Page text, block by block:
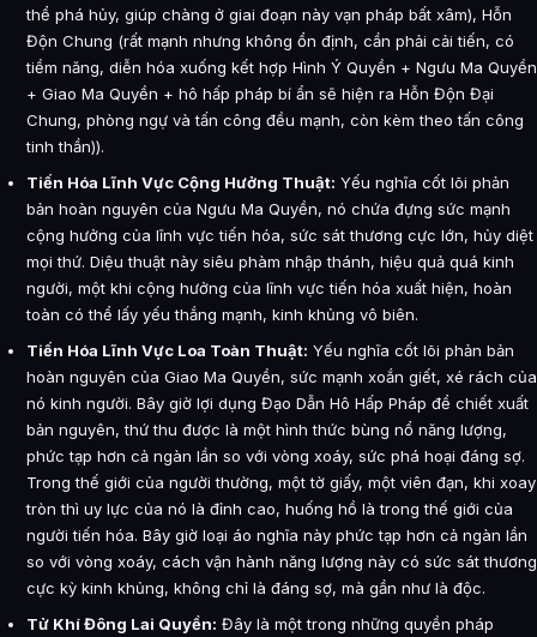
thể phá hủy, giúp chàng ở giai đoạn này vạn pháp bất xâm), Hỗn
Độn Chung (rất mạnh nhưng không ổn định, cần phải cải tiến, có
tiềm năng, diễn hóa xuống kết hợp Hình Ý Quyền + Ngưu Ma Quyền
+ Giao Ma Quyền + hô hấp pháp bí ẩn sẽ hiện ra Hỗn Độn Đại
Chung, phòng ngự và tấn công đều mạnh, còn kèm theo tấn công
tinh thần)).
Tiến Hóa Lĩnh Vực Cộng Hưởng Thuật: Yếu nghĩa cốt lõi phản
bản hoàn nguyên của Ngưu Ma Quyền, nó chứa đựng sức mạnh
cộng hưởng của lĩnh vực tiến hóa, sức sát thương cực lớn, hủy diệt
mọi thứ. Diệu thuật này siêu phàm nhập thánh, hiệu quả quá kinh
người, một khi cộng hưởng của lĩnh vực tiến hóa xuất hiện, hoàn
toàn có thể lấy yếu thắng mạnh, kinh khủng vô biên.
Tiến Hóa Lĩnh Vực Loa Toàn Thuật: Yếu nghĩa cốt lõi phản bản
hoàn nguyên của Giao Ma Quyền, sức mạnh xoắn giết, xé rách của
nó kinh người. Bây giờ lợi dụng Đạo Dẫn Hô Hấp Pháp để chiết xuất
bản nguyên, thứ thu được là một hình thức bùng nổ năng lượng,
phức tạp hơn cả ngàn lần so với vòng xoáy, sức phá hoại đáng sợ.
Trong thế giới của người thường, một tờ giấy, một viên đạn, khi xoay
tròn thì uy lực của nó là đỉnh cao, huống hồ là trong thế giới của
người tiến hóa. Bây giờ loại áo nghĩa này phức tạp hơn cả ngàn lần
so với vòng xoáy, cách vận hành năng lượng này có sức sát thương
cực kỳ kinh khủng, không chỉ là đáng sợ, mà gần như là độc.
Tử Khí Đông Lai Quyền: Đây là một trong những quyền pháp